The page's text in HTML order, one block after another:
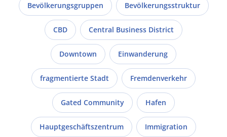
Bevölkerungsgruppen Bevölkerungsstruktur
CBD Central Business District
Downtown Einwanderung
fragmentierte Stadt Fremdenverkehr
Gated Community Hafen
Hauptgeschäftszentrum Immigration